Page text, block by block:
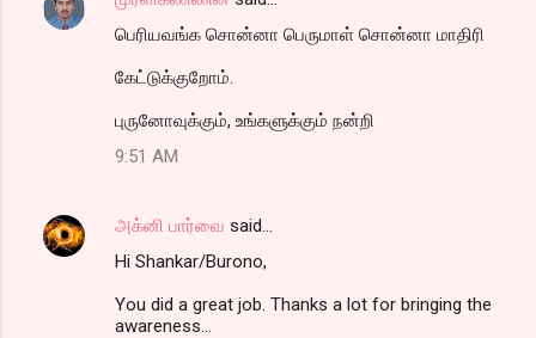
பெரியவங்க சொன்னா பெருமாள் சொன்னா மாதிரி
கேட்டுக்குறோம்.
புருனோவுக்கும், உங்களுக்கும் நன்றி
9:51 AM
அக்னி பார்வை said…
Hi Shankar/Burono,
You did a great job. Thanks a lot for bringing the
awareness...